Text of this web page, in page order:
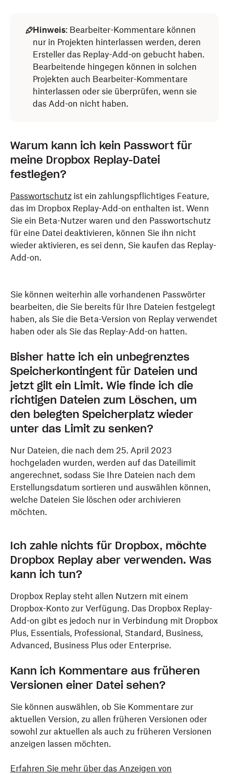
Hinweis: Bearbeiter-Kommentare können
nur in Projekten hinterlassen werden, deren
Ersteller das Replay-Add-on gebucht haben.
Bearbeitende hingegen können in solchen
Projekten auch Bearbeiter-Kommentare
hinterlassen oder sie überprüfen, wenn sie
das Add-on nicht haben.
Warum kann ich kein Passwort für
meine Dropbox Replay-Datei
festlegen?
Passwortschutz ist ein zahlungspflichtiges Feature,
das im Dropbox Replay-Add-on enthalten ist. Wenn
Sie ein Beta-Nutzer waren und den Passwortschutz
für eine Datei deaktivieren, können Sie ihn nicht
wieder aktivieren, es sei denn, Sie kaufen das Replay-
Add-on.
Sie können weiterhin alle vorhandenen Passwörter
bearbeiten, die Sie bereits für Ihre Dateien festgelegt
haben, als Sie die Beta-Version von Replay verwendet
haben oder als Sie das Replay-Add-on hatten.
Bisher hatte ich ein unbegrenztes
Speicherkontingent für Dateien und
jetzt gilt ein Limit. Wie finde ich die
richtigen Dateien zum Löschen, um
den belegten Speicherplatz wieder
unter das Limit zu senken?
Nur Dateien, die nach dem 25. April 2023
hochgeladen wurden, werden auf das Dateilimit
angerechnet, sodass Sie Ihre Dateien nach dem
Erstellungsdatum sortieren und auswählen können,
welche Dateien Sie löschen oder archivieren
möchten.
Ich zahle nichts für Dropbox, möchte
Dropbox Replay aber verwenden. Was
kann ich tun?
Dropbox Replay steht allen Nutzern mit einem
Dropbox-Konto zur Verfügung. Das Dropbox Replay-
Add-on gibt es jedoch nur in Verbindung mit Dropbox
Plus, Essentials, Professional, Standard, Business,
Advanced, Business Plus oder Enterprise.
Kann ich Kommentare aus früheren
Versionen einer Datei sehen?
Sie können auswählen, ob Sie Kommentare zur
aktuellen Version, zu allen früheren Versionen oder
sowohl zur aktuellen als auch zu früheren Versionen
anzeigen lassen möchten.
Erfahren Sie mehr über das Anzeigen von